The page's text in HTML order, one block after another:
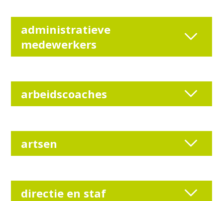
administratieve
medewerkers
arbeidscoaches
artsen
directie en staf